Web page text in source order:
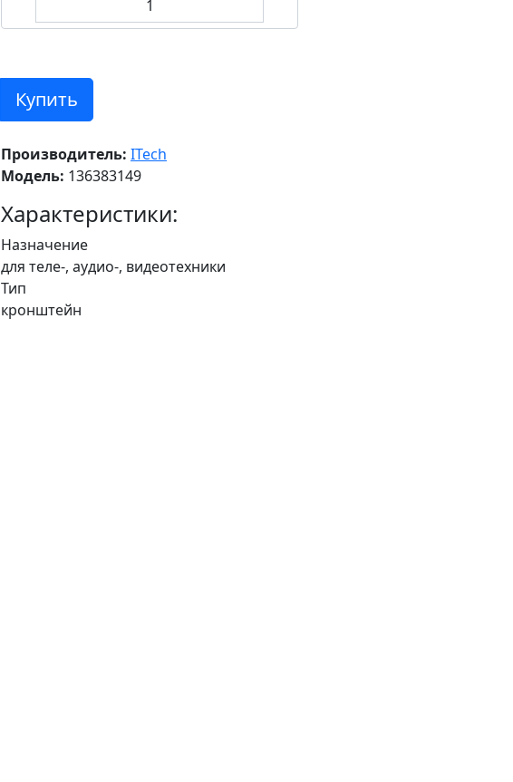
Купить
Производитель: ITech
Модель: 136383149
Характеристики:
Назначение
для теле-, аудио-, видеотехники
Тип
кронштейн